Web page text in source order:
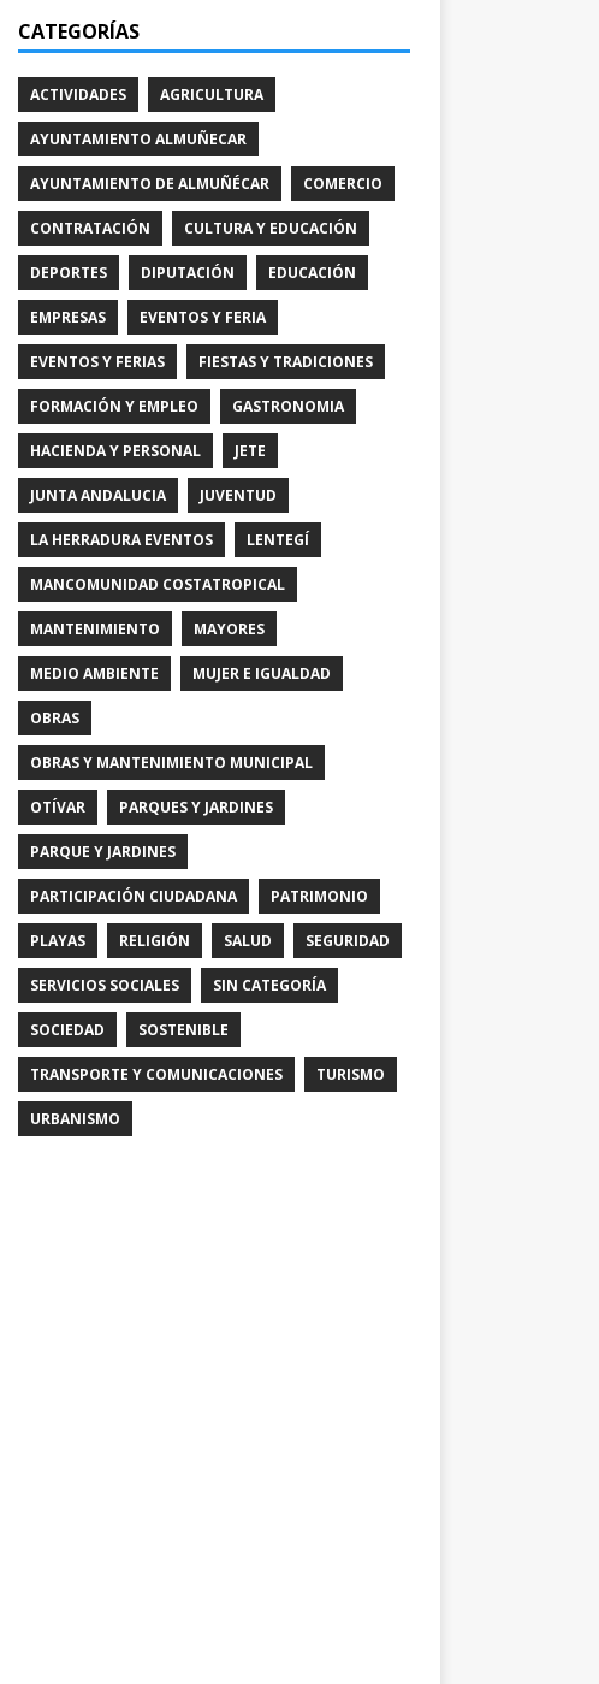
CATEGORÍAS
ACTIVIDADES AGRICULTURA
AYUNTAMIENTO ALMUÑECAR
AYUNTAMIENTO DE ALMUÑÉCAR COMERCIO
CONTRATACIÓN CULTURA Y EDUCACIÓN
DEPORTES DIPUTACIÓN EDUCACIÓN
EMPRESAS EVENTOS Y FERIA
EVENTOS Y FERIAS FIESTAS Y TRADICIONES
FORMACIÓN Y EMPLEO GASTRONOMIA
HACIENDA Y PERSONAL JETE
JUNTA ANDALUCIA JUVENTUD
LA HERRADURA EVENTOS LENTEGÍ
MANCOMUNIDAD COSTATROPICAL
MANTENIMIENTO MAYORES
MEDIO AMBIENTE MUJER E IGUALDAD
OBRAS
OBRAS Y MANTENIMIENTO MUNICIPAL
OTÍVAR PARQUES Y JARDINES
PARQUE Y JARDINES
PARTICIPACIÓN CIUDADANA PATRIMONIO
PLAYAS RELIGIÓN SALUD SEGURIDAD
SERVICIOS SOCIALES SIN CATEGORÍA
SOCIEDAD SOSTENIBLE
TRANSPORTE Y COMUNICACIONES TURISMO
URBANISMO